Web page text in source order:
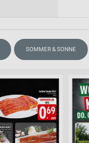
SOMMER & SONNE